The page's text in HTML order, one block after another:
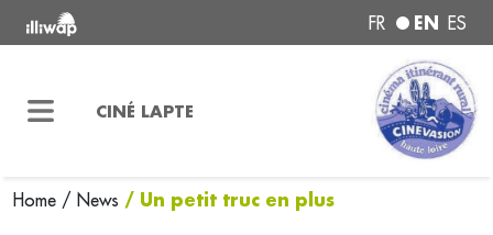
FR EN ES
CINÉ LAPTE
Home / News / Un petit truc en plus